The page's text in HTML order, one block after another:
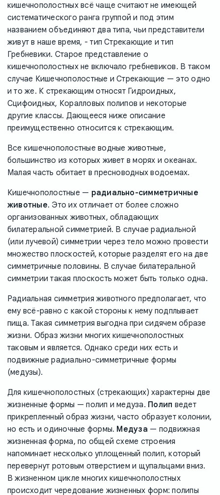
кишечнополостных всё чаще считают не имеющей
систематического ранга группой и под этим
названием объединяют два типа, чьи представители
живут в наше время, - тип Стрекающие и тип
Гребневики. Старое представление о
кишечнополостных не включало гребневиков. В таком
случае Кишечнополостные и Стрекающие — это одно
и то же. К стрекающим относят Гидроидных,
Сцифоидных, Коралловых полипов и некоторые
другие классы. Дающееся ниже описание
преимущественно относится к стрекающим.
Все кишечнополостные водные животные,
большинство из которых живет в морях и океанах.
Малая часть обитает в пресноводных водоемах.
Кишечнополостные — радиально-симметричные
животные. Это их отличает от более сложно
организованных животных, обладающих
билатеральной симметрией. В случае радиальной
(или лучевой) симметрии через тело можно провести
множество плоскостей, которые разделят его на две
симметричные половины. В случае билатеральной
симметрии такая плоскость может быть только одна.
Радиальная симметрия животного предполагает, что
ему всё-равно с какой стороны к нему подплывает
пища. Такая симметрия выгодна при сидячем образе
жизни. Образ жизни многих кишечнополостных
таковым и является. Однако среди них есть и
подвижные радиально-симметричные формы
(медузы).
Для кишечнополостных (стрекающих) характерны две
жизненные формы — полип и медуза. Полип ведет
прикрепленный образ жизни, часто образует колонии,
но есть и одиночные формы. Медуза — подвижная
жизненная форма, по общей схеме строения
напоминает несколько уплощенный полип, который
перевернут ротовым отверстием и щупальцами вниз.
В жизненном цикле многих кишечнополостных
происходит чередование жизненных форм: полипы